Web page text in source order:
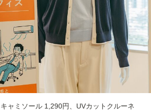
ャミソール 1,290円、UVカットクルーネ